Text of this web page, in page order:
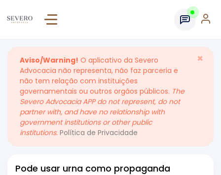
Aviso/Warning! O aplicativo da Severo
Advocacia não representa, não faz parceria e
não tem relação com instituições
governamentais ou outros orgãos públicos. The
Severo Advocacia APP do not represent, do not
partner with, and have no relationship with
government institutions or other public
institutions. Política de Privacidade
×
Pode usar urna como propaganda